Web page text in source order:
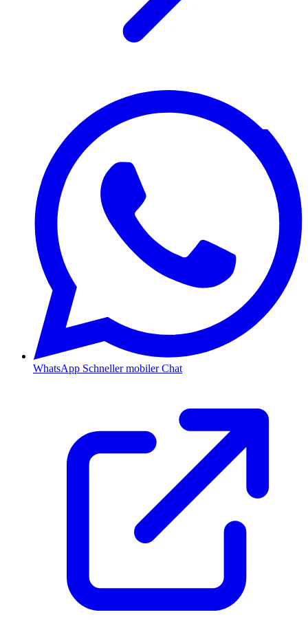
WhatsApp Schneller mobiler Chat